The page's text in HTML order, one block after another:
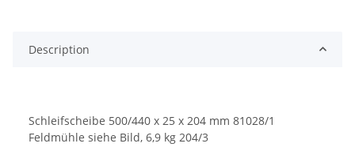
Description
Schleifscheibe 500/440 x 25 x 204 mm 81028/1
Feldmühle siehe Bild, 6,9 kg 204/3